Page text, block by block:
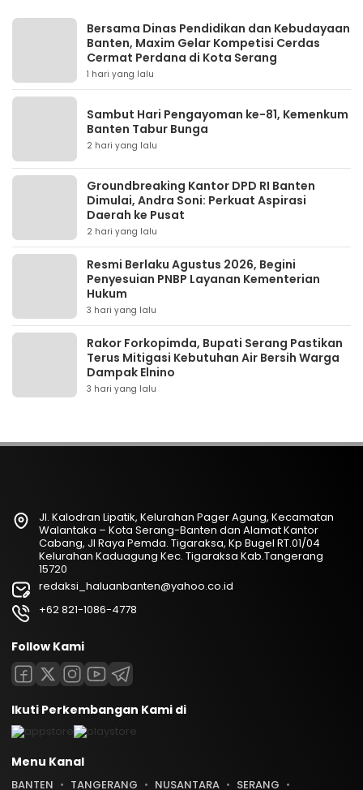
Bersama Dinas Pendidikan dan Kebudayaan
Banten, Maxim Gelar Kompetisi Cerdas
Cermat Perdana di Kota Serang
1 hari yang lalu
Sambut Hari Pengayoman ke-81, Kemenkum
Banten Tabur Bunga
2 hari yang lalu
Groundbreaking Kantor DPD RI Banten
Dimulai, Andra Soni: Perkuat Aspirasi
Daerah ke Pusat
2 hari yang lalu
Resmi Berlaku Agustus 2026, Begini
Penyesuian PNBP Layanan Kementerian
Hukum
3 hari yang lalu
Rakor Forkopimda, Bupati Serang Pastikan
Terus Mitigasi Kebutuhan Air Bersih Warga
Dampak Elnino
3 hari yang lalu
Jl. Kalodran Lipatik, Kelurahan Pager Agung, Kecamatan
Walantaka – Kota Serang-Banten dan Alamat Kantor
Cabang, Jl Raya Pemda. Tigaraksa, Kp Bugel RT.01/04
Kelurahan Kaduagung Kec. Tigaraksa Kab.Tangerang
15720
redaksi_haluanbanten@yahoo.co.id
+62 821-1086-4778
Follow Kami
Ikuti Perkembangan Kami di
Menu Kanal
BANTEN TANGERANG NUSANTARA SERANG